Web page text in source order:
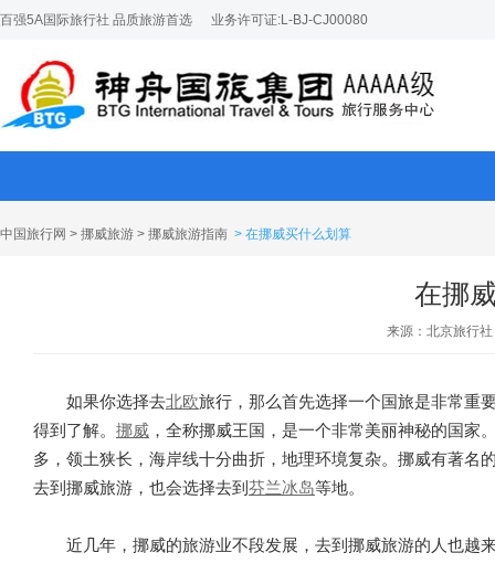
百强5A国际旅行社 品质旅游首选 业务许可证:L-BJ-CJ00080
中国旅行网 > 挪威旅游 > 挪威旅游指南 > 在挪威买什么划算
在挪
来源：北京旅行社
如果你选择去北欧旅行，那么首先选择一个国旅是非常重
得到了解。 挪威 ，全称挪威王国，是一个非常美丽神秘的国家
多，领土狭长，海岸线十分曲折，地理环境复杂。挪威有著
去到挪威旅游，也会选择去到 芬兰冰岛等地。
近几年，挪威的旅游业不段发展，去到挪威旅游的人也越